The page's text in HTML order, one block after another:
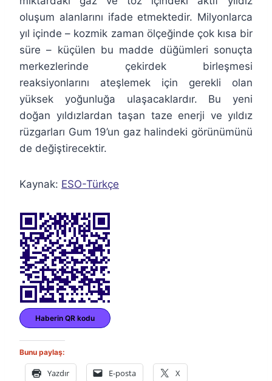
oluşum alanlarını ifade etmektedir. Milyonlarca
yıl içinde – kozmik zaman ölçeğinde çok kısa bir
süre – küçülen bu madde düğümleri sonuçta
merkezlerinde çekirdek birleşmesi
reaksiyonlarını ateşlemek için gerekli olan
yüksek yoğunluğa ulaşacaklardır. Bu yeni
doğan yıldızlardan taşan taze enerji ve yıldız
rüzgarları Gum 19’un gaz halindeki görünümünü
de değiştirecektir.
Kaynak: ESO-Türkçe
Haberin QR kodu
Bunu paylaş:
Yazdır E-posta X